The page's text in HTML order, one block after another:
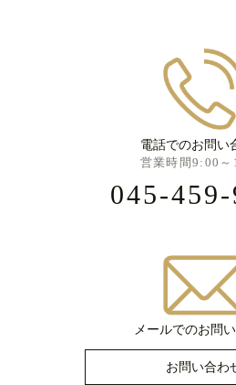
電話でのお問い
営業時間9:00～
045-459-
メールでのお問
お問い合わ